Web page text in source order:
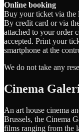
Online booking
Buy your ticket via the
By credit card or via
attached to your order
accepted. Print your
smartphone at the
We do not take any
Cinema
An art house cinema
Brussels, the Cinema
films ranging from the